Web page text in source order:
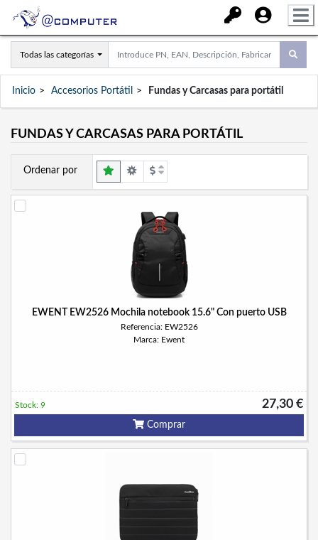
Todas las categorías
Inicio Accesorios Portátil Fundas y Carcasas para portátil
FUNDAS Y CARCASAS PARA PORTÁTIL
Ordenar por
EWENT EW2526 Mochila notebook 15.6" Con puerto USB
Referencia: EW2526
Marca: Ewent
27,30 €
Stock: 9
Comprar